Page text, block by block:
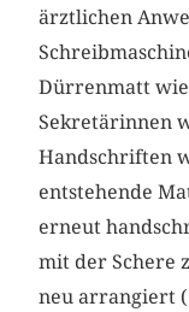
ärztlichen
Dürrenmatt
Sekretärinnen
Handschriften
entstehende
erneut
mit der Schere
neu arrangiert